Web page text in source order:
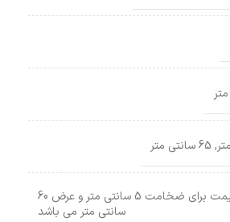
, 65 سانتی متر
قیمت برای ضخامت 5 سانتی متر و عرض 60
سانتی متر می باشد